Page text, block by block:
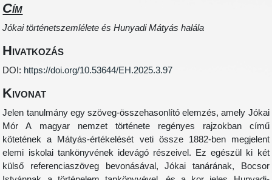
Cím
Jókai történetszemlélete és Hunyadi Mátyás halála
Hivatkozás
DOI: https://doi.org/10.53644/EH.2025.3.97
Kivonat
Jelen tanulmány egy szöveg-összehasonlító elemzés, amely Jókai
Mór A magyar nemzet története regényes rajzokban című
kötetének a Mátyás-értékelését veti össze 1882‑ben megjelent
elemi iskolai tankönyvének idevágó részeivel. Ez egészül ki két
külső referenciaszöveg bevonásával, Jókai tanárának, Bocsor